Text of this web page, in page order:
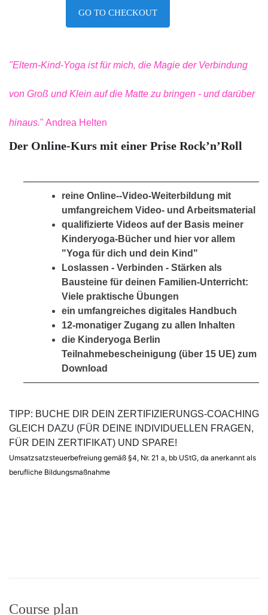
GO TO CHECKOUT
"Eltern-Kind-Yoga ist für mich, die Magie der Verbindung
von Groß und Klein auf die Matte zu bringen - und darüber
hinaus." Andrea Helten
Der Online-Kurs mit einer Prise Rock’n’Roll
reine Online--Video-Weiterbildung mit
umfangreichem Video- und Arbeitsmaterial
qualifizierte Videos auf der Basis meiner
Kinderyoga-Bücher und hier vor allem
"Yoga für dich und dein Kind"
Loslassen - Verbinden - Stärken als
Bausteine für deinen Familien-Unterricht:
Viele praktische Übungen
ein umfangreiches digitales Handbuch
12-monatiger Zugang zu allen Inhalten
die Kinderyoga Berlin
Teilnahmebescheinigung (über 15 UE) zum
Download
TIPP: BUCHE DIR DEIN ZERTIFIZIERUNGS-COACHING
GLEICH DAZU (FÜR DEINE INDIVIDUELLEN FRAGEN,
FÜR DEIN ZERTIFIKAT) UND SPARE!
Umsatzsatzsteuerbefreiung gemäß §4, Nr. 21 a, bb UStG, da anerkannt als
berufliche Bildungsmaßnahme
Course plan